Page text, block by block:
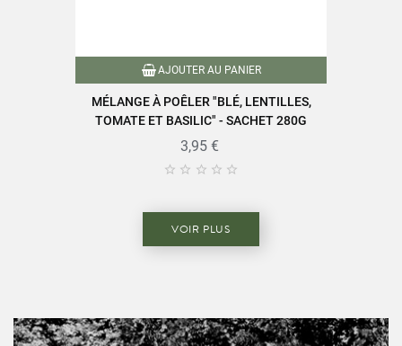
AJOUTER AU PANIER
MÉLANGE À POÊLER "BLÉ, LENTILLES,
TOMATE ET BASILIC" - SACHET 280G
3,95 €
    
VOIR PLUS